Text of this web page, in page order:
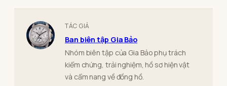
TÁC GIẢ
Ban biên tập Gia Bảo
Nhóm biên tập của Gia Bảo phụ trách
kiểm chứng, trải nghiệm, hồ sơ hiện vật
và cẩm nang về đồng hồ.